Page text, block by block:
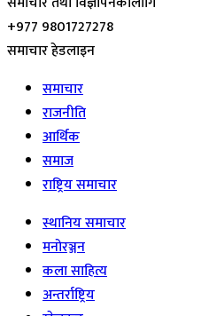
+977 9801727278
समाचार हेडलाइन
समाचार
राजनीति
आर्थिक
समाज
राष्ट्रिय समाचार
स्थानिय समाचार
मनोरञ्जन
कला साहित्य
अन्तर्राष्ट्रिय